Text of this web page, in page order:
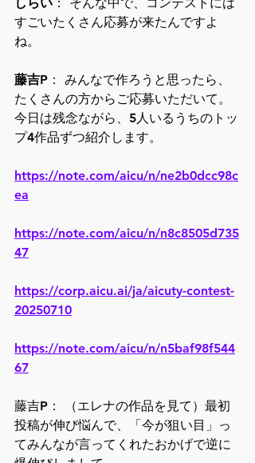
すごいたくさん応募が来たんですよ
ね。
藤吉P ： みんなで作ろうと思ったら、
たくさんの方からご応募いただいて。
今日は残念ながら、5人いるうちのトッ
プ4作品ずつ紹介します。
https://note.com/aicu/n/ne2b0dcc98c
ea
https://note.com/aicu/n/n8c8505d735
47
https://corp.aicu.ai/ja/aicuty-contest-
20250710
https://note.com/aicu/n/n5baf98f544
67
藤吉P： （エレナの作品を見て）最初
投稿が伸び悩んで、「今が狙い目」っ
てみんなが言ってくれたおかげで逆に